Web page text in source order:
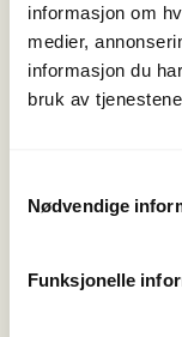
informasjon om
medier,
informasjon du
bruk av
Nødvendige
Funksjonelle
Ta med mat og
fjellsko til turen.
Mer